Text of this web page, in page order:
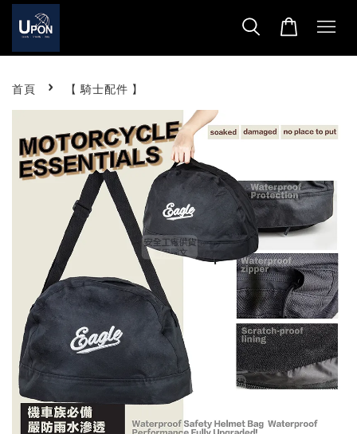
首頁 › 【 騎士配件 】